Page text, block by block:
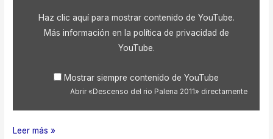
desde
YouTube
Haz clic aquí para mostrar contenido de YouTube.
Más información en la política de privacidad de
YouTube.
Mostrar siempre contenido de YouTube
Abrir «Descenso del rio Palena 2011» directamente
Descenso
Leer más »